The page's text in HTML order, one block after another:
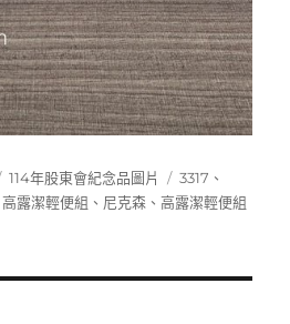
分
類
114年股東會紀念品圖片
標
籤
3317 、
露潔輕便組 、 尼克森 、高露潔輕便組